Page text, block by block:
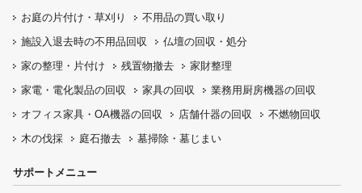
お庭の片付け・ 草刈り 不用品の買い取り
施設入退去時の不用品回収 仏壇の回収・処分
家の整理・片付け
残置物撤去
家財整理
家電・電化製品の回収
家具の回収 業務用厨房機器の回収
オフィス家具 ・OA機器の回収 店舗什器の回収
不燃物回収
木の伐採
庭石撤去 墓掃除・墓じまい
サポートメニュー